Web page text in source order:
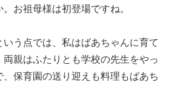
お祖母様は初登場ですね。
う点では、私はばあちゃんに育て
親はふたりとも学校の先生をやっ
保育園の送り迎えも料理もばあち